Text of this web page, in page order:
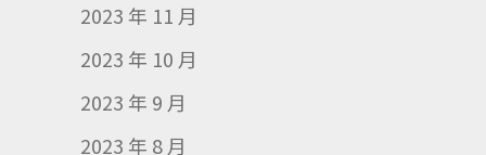
2023 年 11 月
2023 年 10 月
2023 年 9 月
2023 年 8 月